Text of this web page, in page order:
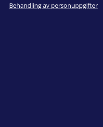
Behandling av personuppgifter